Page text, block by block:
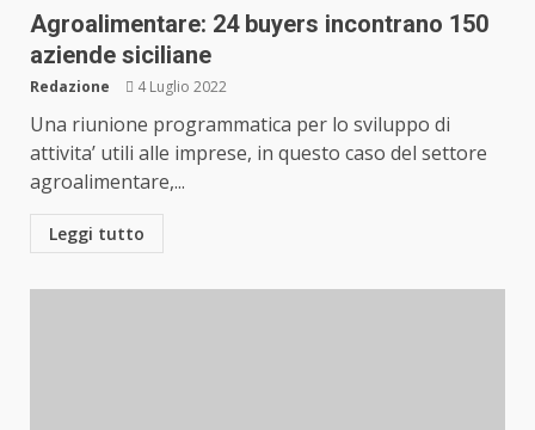
Agroalimentare: 24 buyers incontrano 150
aziende siciliane
Redazione 4 Luglio 2022
Una riunione programmatica per lo sviluppo di
attivita’ utili alle imprese, in questo caso del settore
agroalimentare,...
Leggi tutto